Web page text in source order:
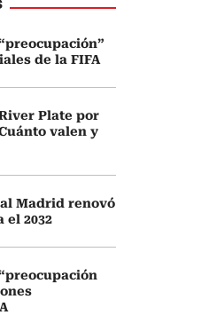
de la FIFA
Plate por
valen y
Madrid renovó
el 2032